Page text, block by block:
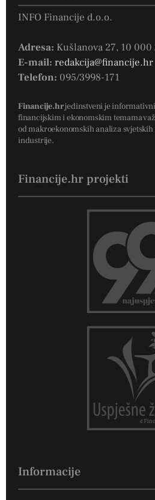
INFO Financije d.o.o.
Adresa: Kušlanova 27, 10 000
E-mail: redakcija@financije.hr
Telefon: 095/3998-171
Financije.hrjedinstveni je
financijskim i ekonomskim temama
od makroekonomskih analiza
industrije.
Financije.hr projekti
Informacije